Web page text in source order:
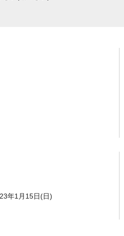
年1月15日(日)